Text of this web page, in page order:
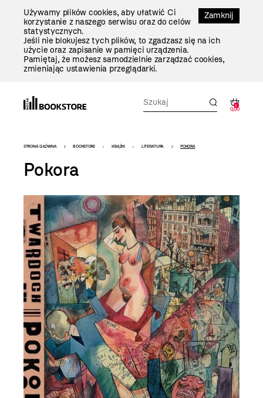
Zamknij
Używamy plików cookies, aby ułatwić Ci
korzystanie z naszego serwisu oraz do celów
statystycznych.
Jeśli nie blokujesz tych plików, to zgadzasz się na ich
użycie oraz zapisanie w pamięci urządzenia.
Pamiętaj, że możesz samodzielnie zarządzać cookies,
zmieniając ustawienia przeglądarki.
0
0,00
Bookstore
-
szablon
szczegóły
STRONA GŁÓWNA BOOKSTORE KSIĄŻKI LITERATURA POKORA
Pokora